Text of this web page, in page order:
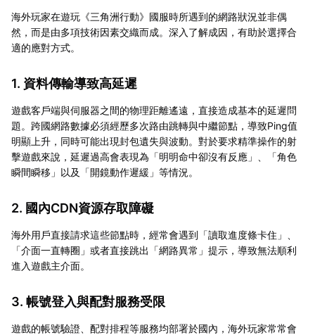
海外玩家在遊玩《三角洲行動》國服時所遇到的網路狀況並非偶
然，而是由多項技術因素交織而成。深入了解成因，有助於選擇合
適的應對方式。
1. 資料傳輸導致高延遲
遊戲客戶端與伺服器之間的物理距離遙遠，直接造成基本的延遲問
題。跨國網路數據必須經歷多次路由跳轉與中繼節點，導致Ping值
明顯上升，同時可能出現封包遺失與波動。對於要求精準操作的射
擊遊戲來說，延遲過高會表現為「明明命中卻沒有反應」、「角色
瞬間瞬移」以及「開鏡動作遲緩」等情況。
2. 國內CDN資源存取障礙
海外用戶直接請求這些節點時，經常會遇到「讀取進度條卡住」、
「介面一直轉圈」或者直接跳出「網路異常」提示，導致無法順利
進入遊戲主介面。
3. 帳號登入與配對服務受限
遊戲的帳號驗證、配對排程等服務均部署於國內，海外玩家常常會